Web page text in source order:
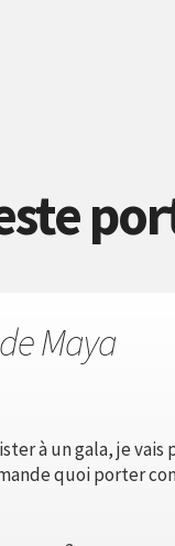
de Maya
à un gala, je
quoi porter